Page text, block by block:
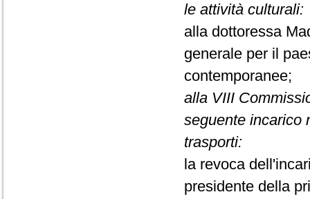
le attività culturali:
alla dottoressa
generale per il
contemporanee;
alla VIII
seguente incarico
trasporti:
la revoca
presidente della